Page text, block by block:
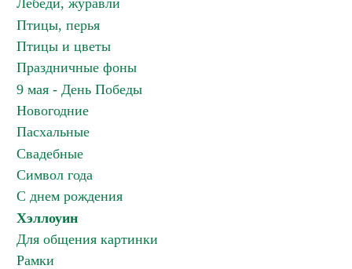
Лебеди, журавли
Птицы, перья
Птицы и цветы
Праздничные фоны
9 мая - День Победы
Новогодние
Пасхальные
Свадебные
Символ года
С днем рождения
Хэллоуин
Для общения картинки
Рамки